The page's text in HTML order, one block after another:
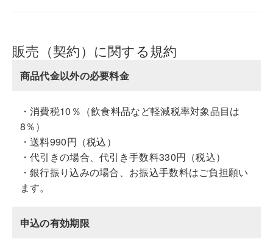
販売（契約）に関する規約
商品代金以外の必要料金
・消費税10％（飲食料品など軽減税率対象品目は
8％）
・送料990円（税込）
・代引きの場合、代引き手数料330円（税込）
・銀行振り込みの場合、お振込手数料はご負担願い
ます。
申込の有効期限